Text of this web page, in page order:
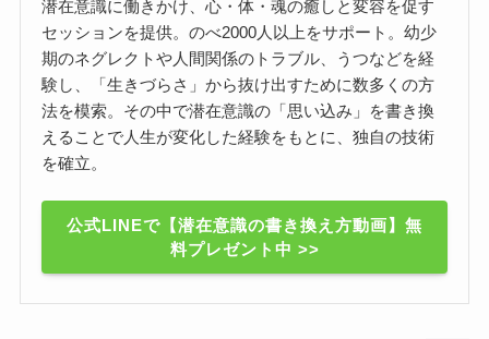
潜在意識に働きかけ、心・体・魂の癒しと変容を促す
セッションを提供。のべ2000人以上をサポート。幼少
期のネグレクトや人間関係のトラブル、うつなどを経
験し、「生きづらさ」から抜け出すために数多くの方
法を模索。その中で潜在意識の「思い込み」を書き換
えることで人生が変化した経験をもとに、独自の技術
を確立。
公式LINEで【潜在意識の書き換え方動画】無
料プレゼント中 >>